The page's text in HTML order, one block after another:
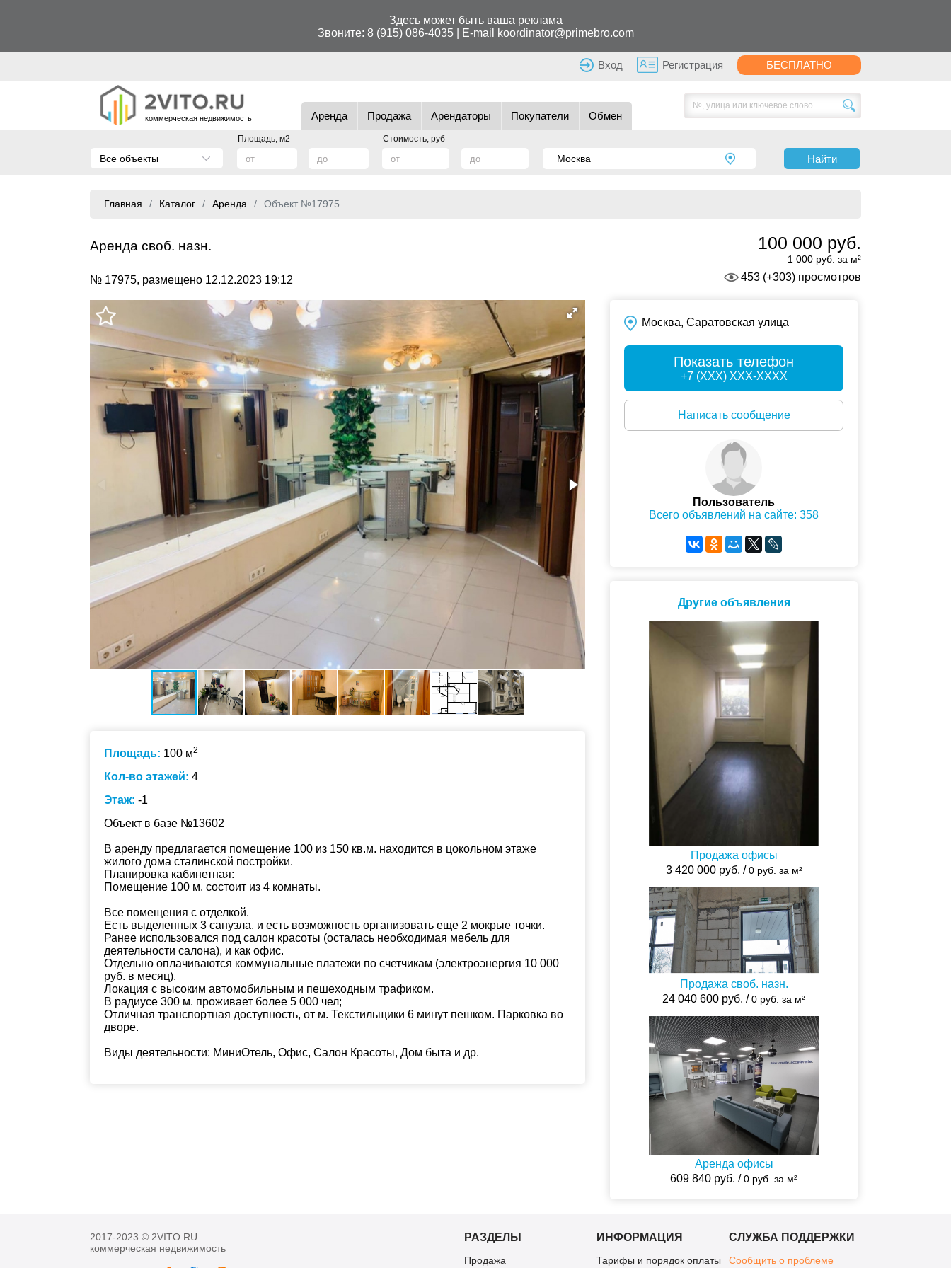
Здесь может быть ваша реклама
Звоните: 8 (915) 086-4035| E-mail koordinator@primebro.com
Вход Регистрация БЕСПЛАТНО
коммерческая недвижимость Аренда Продажа Арендаторы Покупатели Обмен
Площадь, м2 Стоимость, руб
Все объекты Найти
Главная Каталог Аренда Объект №17975
Аренда своб. назн.
№ 17975, размещено 12.12.2023 19:12
100 000 руб.
1 000 руб. за м²
453 (+303) просмотров
Площадь: 100 м2
Кол-во этажей: 4
Этаж: -1
Объект в базе №13602
В аренду предлагается помещение 100 из 150 кв.м. находится в цокольном этаже
жилого дома сталинской постройки.
Планировка кабинетная:
Помещение 100 м. состоит из 4 комнаты.
Все помещения с отделкой.
Есть выделенных 3 санузла, и есть возможность организовать еще 2 мокрые точки.
Ранее использовался под салон красоты (осталась необходимая мебель для
деятельности салона), и как офис.
Отдельно оплачиваются коммунальные платежи по счетчикам (электроэнергия 10 000
руб. в месяц).
Локация с высоким автомобильным и пешеходным трафиком.
В радиусе 300 м. проживает более 5 000 чел;
Отличная транспортная доступность, от м. Текстильщики 6 минут пешком. Парковка во
дворе.
Виды деятельности: МиниОтель, Офис, Салон Красоты, Дом быта и др.
Москва, Саратовская улица
Показать телефон
+7 (XXX) XXX-XXXX
Написать сообщение
Пользователь
Всего объявлений на сайте: 358
Другие объявления
Продажа офисы
3 420 000 руб. /0 руб. за м²
Продажа своб. назн.
24 040 600 руб. /0 руб. за м²
Аренда офисы
609 840 руб. /0 руб. за м²
2017-2023 © 2VITO.RU
коммерческая недвижимость
РАЗДЕЛЫ
Продажа
ИНФОРМАЦИЯ
Тарифы и порядок оплаты
СЛУЖБА ПОДДЕРЖКИ
Сообщить о проблеме